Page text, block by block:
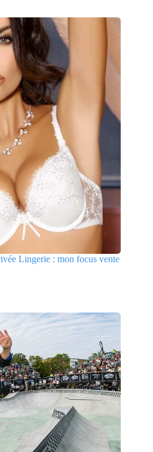
Lingerie : mon focus vente